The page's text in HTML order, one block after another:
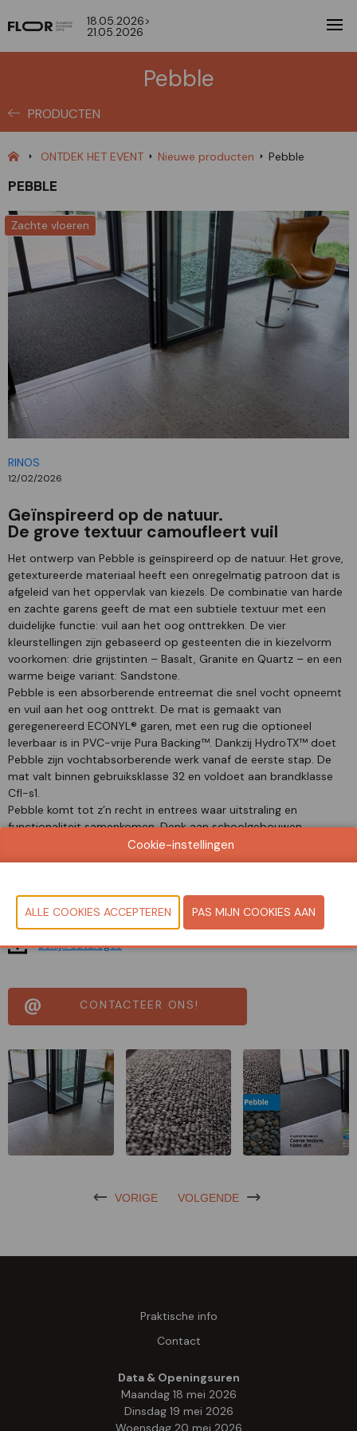
18.05.2026>
21.05.2026
Pebble
PRODUCTEN
ONTDEK HET EVENT Nieuwe producten Pebble
PEBBLE
Zachte vloeren
RINOS
12/02/2026
Geïnspireerd op de natuur.
De grove textuur camoufleert vuil
Het ontwerp van Pebble is geïnspireerd op de natuur. Het grove,
getextureerde materiaal heeft een onregelmatig patroon dat is
afgeleid van het oppervlak van kiezels. De combinatie van harde
en zachte garens geeft de mat een subtiele textuur met een
duidelijke functie: vuil aan het oog onttrekken. De vier
kleurstellingen zijn gebaseerd op gesteenten die in kiezelvorm
voorkomen: drie grijstinten – Basalt, Granite en Quartz – en een
warme beige variant: Sandstone.
Pebble is een absorberende entreemat die snel vocht opneemt
en vuil aan het oog onttrekt. De mat is gemaakt van
geregenereerd ECONYL® garen, met een rug die optioneel
leverbaar is in PVC-vrije Pura Backing™. Dankzij HydroTX™ doet
Pebble zijn vochtabsorberende werk vanaf de eerste stap. De
mat valt binnen gebruiksklasse 32 en voldoet aan brandklasse
Cfl-s1.
Pebble komt tot z’n recht in entrees waar uitstraling en
functionaliteit samenkomen. Denk aan schoolgebouwen,
kantoren of publieke ruimtes met volop passanten. De
natuurlijke kleuren, het verbergende karakter en de bewezen
drukbezochte entreezones.
Document
Bekijk catalogus
CONTACTEER ONS!
VORIGE VOLGENDE
Praktische info
Contact
Data & Openingsuren
Maandag 18 mei 2026
Dinsdag 19 mei 2026
Woensdag 20 mei 2026
Cookie-instellingen